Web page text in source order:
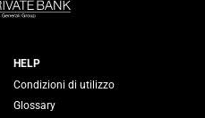
HELP
Condizioni di utilizzo
Glossary